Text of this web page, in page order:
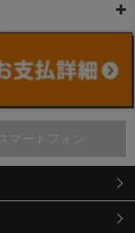
ンス
スマートフォン